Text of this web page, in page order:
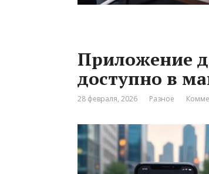
Приложение
доступно в
28 февраля, 2026 Разное